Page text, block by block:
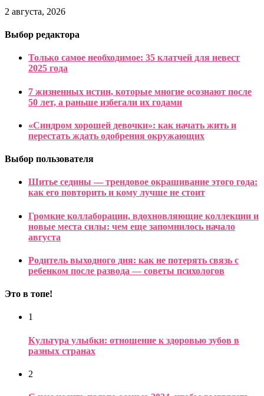
2 августа, 2026
Выбор редактора
Только самое необходимое: 35 клатчей для невест
2025 года
7 жизненных истин, которые многие осознают после
50 лет, а раньше избегали их годами
«Синдром хорошей девочки»: как начать жить и
перестать ждать одобрения окружающих
Выбор пользователя
Шитье седины — трендовое окрашивание этого года:
как его повторить и кому лучше не стоит
Громкие коллаборации, вдохновляющие коллекции и
новые места силы: чем еще запомнилось начало
августа
Родитель выходного дня: как не потерять связь с
ребенком после развода — советы психологов
Это в топе!
1
Культура улыбки: отношение к здоровью зубов в
разных странах
2